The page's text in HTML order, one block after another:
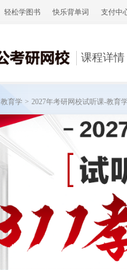
轻松学图书 快乐背单词 支付中
课程详情
教育学 > 2027年考研网校试听课-教育